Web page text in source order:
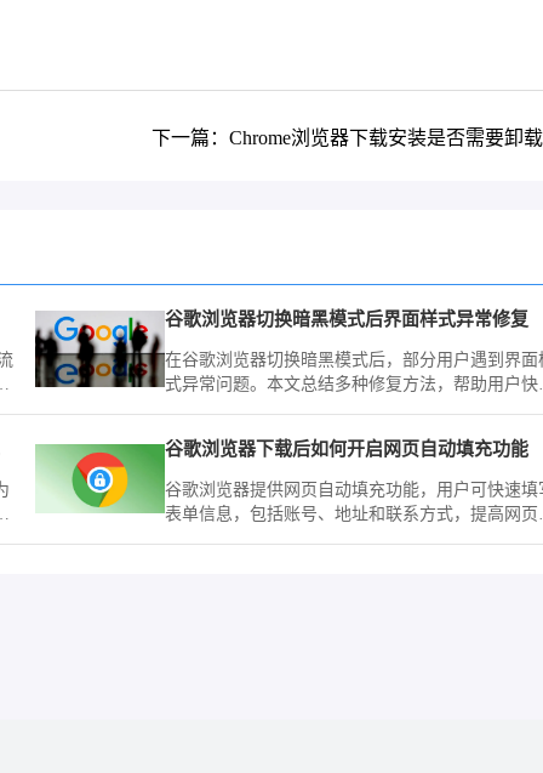
下一篇：Chrome浏览器下载安装是否需要卸
谷歌浏览器切换暗黑模式后界面样式异常修复
在谷歌浏览器切换暗黑模式后，部分用户遇到界面
式异常问题。本文总结多种修复方法，帮助用户快
谷歌浏览器下载后如何开启网页自动填充功能
谷歌浏览器提供网页自动填充功能，用户可快速填
表单信息，包括账号、地址和联系方式，提高网页